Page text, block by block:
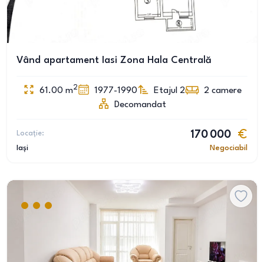
Vând apartament Iasi Zona Hala Centrală
61.00 m2 1977-1990 Etajul 2 2 camere
Decomandat
Locație:
Iași
170 000
Negociabil